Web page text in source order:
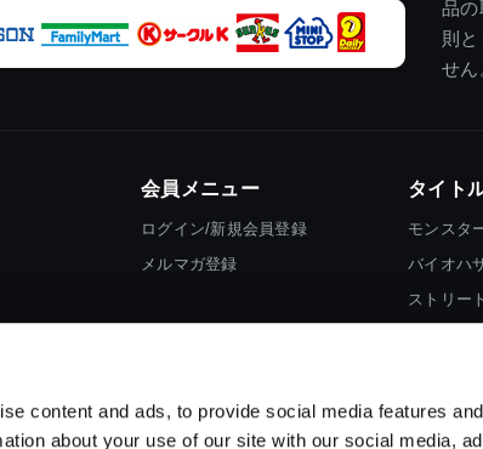
content and ads, to provide social media features
about your use of our site with our social media,
品の
則
せん
会員メニュー
ログイン/新規会員登録
メルマガ登録
タイト
モンスタ
バイオハ
ストリー